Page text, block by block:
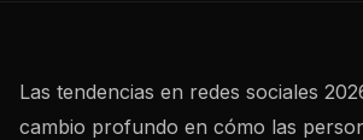
Las tendencias en redes sociales
cambio profundo en cómo las